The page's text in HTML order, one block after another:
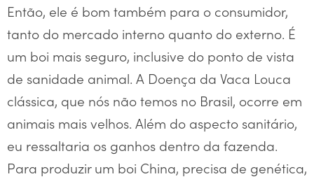
Então, ele é bom também para o consumidor,
tanto do mercado interno quanto do externo. É
um boi mais seguro, inclusive do ponto de vista
de sanidade animal. A Doença da Vaca Louca
clássica, que nós não temos no Brasil, ocorre em
animais mais velhos. Além do aspecto sanitário,
eu ressaltaria os ganhos dentro da fazenda.
Para produzir um boi China, precisa de genética,